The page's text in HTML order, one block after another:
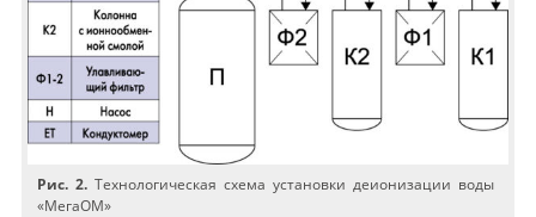
Рис. 2. Технологическая схема установки деионизации воды
«МегаОМ»